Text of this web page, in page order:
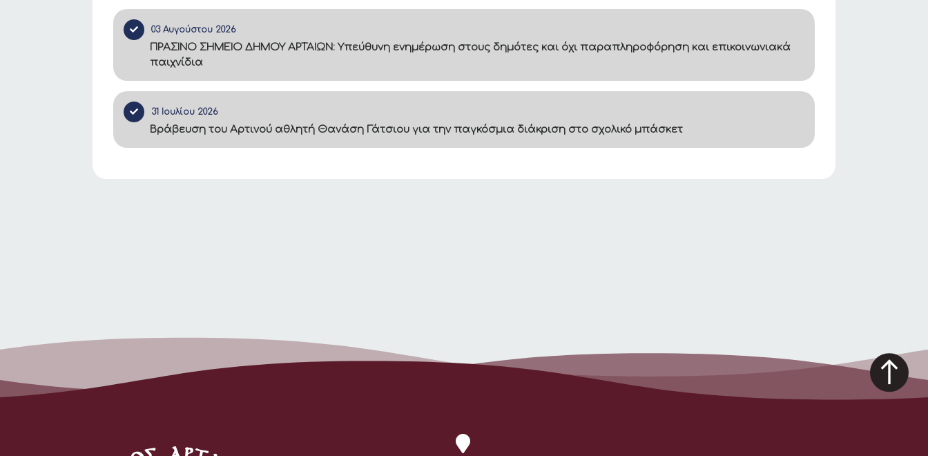
03 Αυγούστου 2026
ΠΡΑΣΙΝΟ ΣΗΜΕΙΟ ΔΗΜΟΥ ΑΡΤΑΙΩΝ: Υπεύθυνη ενημέρωση στους δημότες και όχι παραπληροφόρηση και επικοινωνιακά
παιχνίδια
31 Ιουλίου 2026
Βράβευση του Αρτινού αθλητή Θανάση Γάτσιου για την παγκόσμια διάκριση στο σχολικό μπάσκετ